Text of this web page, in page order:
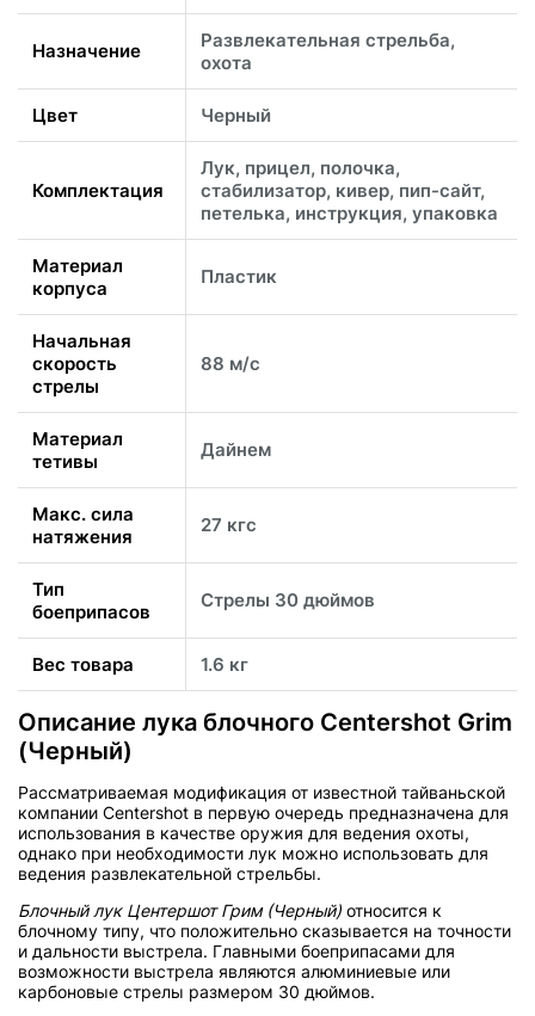
Назначение
Развлекательная стрельба,
охота
Цвет Черный
Комплектация
Лук, прицел, полочка,
стабилизатор, кивер, пип-сайт,
петелька, инструкция, упаковка
Материал
корпуса
Пластик
Начальная
скорость
стрелы
88 м/с
Материал
тетивы
Дайнем
Макс. сила
натяжения
27 кгс
Тип
боеприпасов
Стрелы 30 дюймов
Вес товара 1.6 кг
Описание лука блочного Centershot Grim
(Черный)
Рассматриваемая модификация от известной тайваньской
компании Centershot в первую очередь предназначена для
использования в качестве оружия для ведения охоты,
однако при необходимости лук можно использовать для
ведения развлекательной стрельбы.
Блочный лук Центершот Грим (Черный) относится к
блочному типу, что положительно сказывается на точности
и дальности выстрела. Главными боеприпасами для
возможности выстрела являются алюминиевые или
карбоновые стрелы размером 30 дюймов.